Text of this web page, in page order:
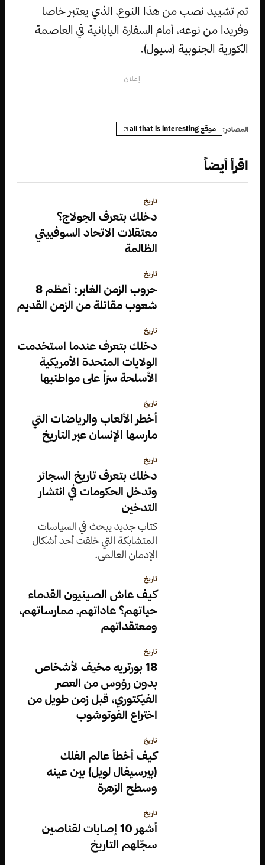
تم تشييد نصب من هذا النوع، الذي يعتبر خاصا
وفريدا من نوعه، أمام السفارة اليابانية في العاصمة
الكورية الجنوبية (سيول).
إعلان
المصادر: موقع all that is interesting
اقرأ أيضاً
تاريخ
دخلك بتعرف الجولاج؟
معتقلات الاتحاد السوفييتي
الظالمة
تاريخ
حروب الزمن الغابر: أعظم 8
شعوب مقاتلة من الزمن القديم
تاريخ
دخلك بتعرف عندما استخدمت
الولايات المتحدة الأمريكية
الأسلحة سرّاً على مواطنيها
تاريخ
أخطر الألعاب والرياضات التي
مارسها الإنسان عبر التاريخ
تاريخ
دخلك بتعرف تاريخ السجائر
وتدخل الحكومات في انتشار
التدخين
كتاب جديد يبحث في السياسات
المتشابكة التي خلقت أحد أشكال
الإدمان العالمي.
تاريخ
كيف عاش الصينيون القدماء
حياتهم؟ عاداتهم، ممارساتهم،
ومعتقداتهم
تاريخ
18 بورتريه مخيف لأشخاص
بدون رؤوس من العصر
الفيكتوري، قبل زمن طويل من
اختراع الفوتوشوب
تاريخ
كيف أخطأ عالم الفلك
(بيرسيفال لويل) بين عينه
وسطح الزهرة
تاريخ
أشهر 10 إصابات لقناصين
سجّلهم التاريخ